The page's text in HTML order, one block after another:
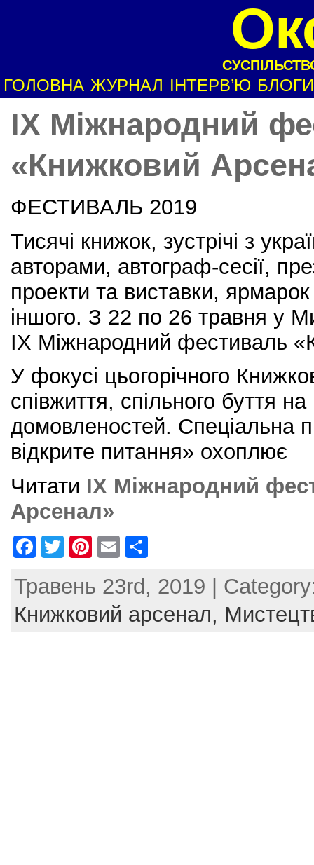
ГОЛОВНА ЖУРНАЛ ІНТЕРВ’Ю БЛОГИ
IX Міжнародний
«Книжковий
ФЕСТИВАЛЬ 2019
Тисячі книжок, зустрічі з
авторами, автограф-сесії,
проекти та виставки, ярмарок
іншого. З 22 по 26 травня у
IX Міжнародний фестиваль
У фокусі цьогорічного
співжиття, спільного буття на
домовленостей. Спеціальна
відкрите питання» охоплює
Читати IX Міжнародний
Арсенал»
F
c
e
T
itt
er
Pi
er
e
E
ai
l
ar
e
Травень 23rd, 2019 |
Книжковий арсенал,